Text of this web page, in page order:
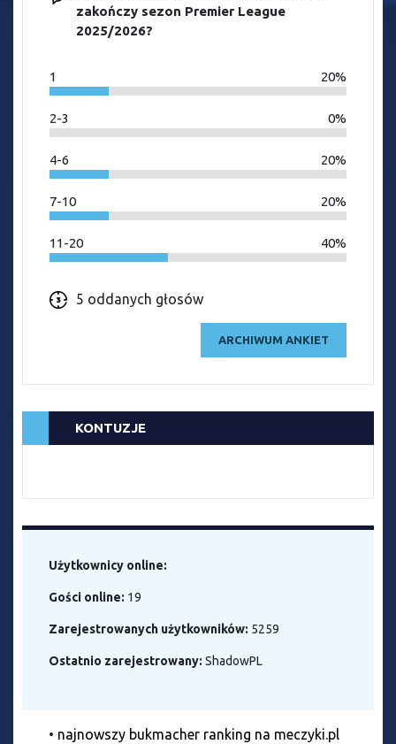
zakończy sezon Premier League
2025/2026?
1 20%
2-3 0%
4-6 20%
7-10 20%
11-20 40%
5 oddanych głosów
ARCHIWUM ANKIET
KONTUZJE
Użytkownicy online:
Gości online: 19
Zarejestrowanych użytkowników: 5259
Ostatnio zarejestrowany: ShadowPL
• najnowszy bukmacher ranking na meczyki.pl